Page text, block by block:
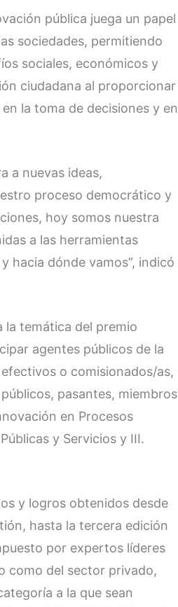
pública juega un papel
sociedades, permitiendo
sociales, económicos y
ciudadana al proporcionar
la toma de decisiones y en
a nuevas ideas,
proceso democrático y
hoy somos nuestra
a las herramientas
hacia dónde vamos”, indicó
la temática del premio
agentes públicos de la
o comisionados/as,
pasantes, miembros
en Procesos
y Servicios y III.
y logros obtenidos desde
hasta la tercera edición
por expertos líderes
como del sector privado,
a la que sean